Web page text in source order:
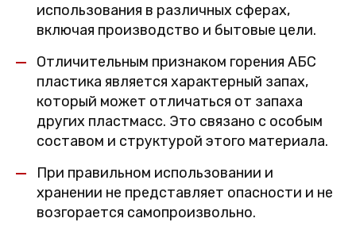
использования в различных сферах,
включая производство и бытовые цели.
Отличительным признаком горения АБС
пластика является характерный запах,
который может отличаться от запаха
других пластмасс. Это связано с особым
составом и структурой этого материала.
При правильном использовании и
хранении не представляет опасности и не
возгорается самопроизвольно.